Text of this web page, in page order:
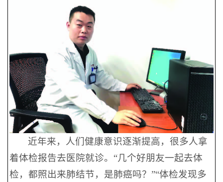
近年来，人们健康意识逐渐提高，很多人拿
着体检报告去医院就诊。“几个好朋友一起去体
检，都照出来肺结节，是肺癌吗？”“体检发现多